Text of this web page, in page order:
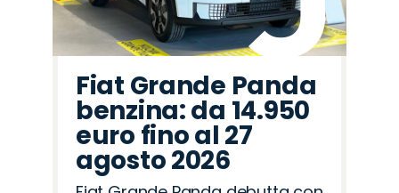
Fiat Grande Panda
benzina: da 14.950
euro fino al 27
agosto 2026